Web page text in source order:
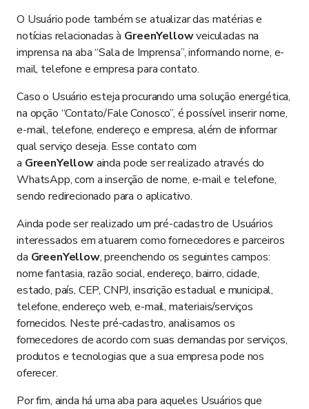
O Usuário pode também se atualizar das matérias e
notícias relacionadas à GreenYellowveiculadas na
imprensa na aba “Sala de Imprensa”, informando nome, e-
mail, telefone e empresa para contato.
Caso o Usuário esteja procurando uma solução energética,
na opção “Contato/Fale Conosco”, é possível inserir nome,
e-mail, telefone, endereço e empresa, além de informar
qual serviço deseja. Esse contato com
a GreenYellowainda pode ser realizado através do
WhatsApp, com a inserção de nome, e-mail e telefone,
sendo redirecionado para o aplicativo.
Ainda pode ser realizado um pré-cadastro de Usuários
interessados em atuarem como fornecedores e parceiros
da GreenYellow, preenchendo os seguintes campos:
nome fantasia, razão social, endereço, bairro, cidade,
estado, país, CEP, CNPJ, inscrição estadual e municipal,
telefone, endereço web, e-mail, materiais/serviços
fornecidos. Neste pré-cadastro, analisamos os
fornecedores de acordo com suas demandas por serviços,
produtos e tecnologias que a sua empresa pode nos
oferecer.
Por fim, ainda há uma aba para aqueles Usuários que